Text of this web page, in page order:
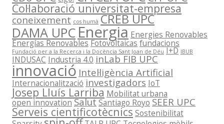
Col·laboració universitat-empresa
coneixement cos humà CREB UPC
DAMA UPC Energia Energies Renovables
Energías RenovablesFotovoltaicas fundacions
Fundació per a la Recerca i la Docència Sant Joan de Déu I+D IBUB
INDUSAC Industria 4.0 inLab FIB UPC
innovació Intel·ligència Artificial
Internacionalització investigadors IoT
Josep Lluís Larriba Mobilitat urbana
open innovationSalutSantiago Royo SEER UPC
Serveis cientificotècnicsSostenibilitat